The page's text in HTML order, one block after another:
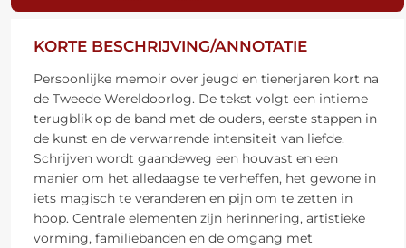
KORTE BESCHRIJVING/ANNOTATIE
Persoonlijke memoir over jeugd en tienerjaren kort na
de Tweede Wereldoorlog. De tekst volgt een intieme
terugblik op de band met de ouders, eerste stappen in
de kunst en de verwarrende intensiteit van liefde.
Schrijven wordt gaandeweg een houvast en een
manier om het alledaagse te verheffen, het gewone in
iets magisch te veranderen en pijn om te zetten in
hoop. Centrale elementen zijn herinnering, artistieke
vorming, familiebanden en de omgang met